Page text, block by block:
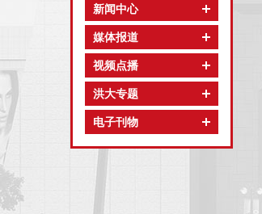
新闻中心
媒体报道
视频点播
洪大专题
电子刊物